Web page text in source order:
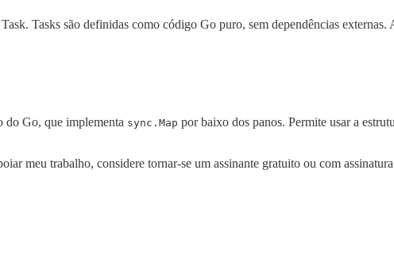
Tasks são definidas como código Go puro, sem dependências externas.
do Go, que implementa sync.Map por baixo dos panos. Permite usar a
meu trabalho, considere tornar-se um assinante gratuito ou com